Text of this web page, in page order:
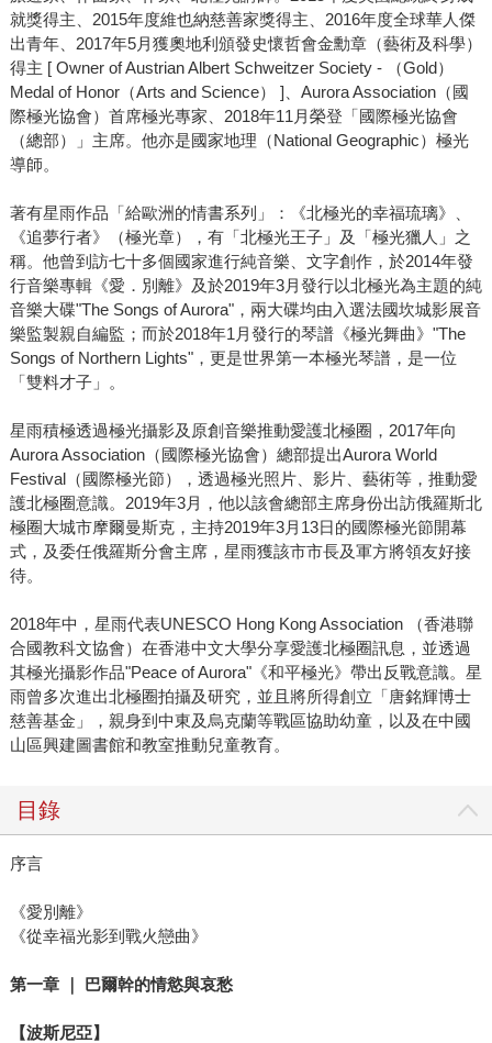
就獎得主、2015年度維也納慈善家獎得主、2016年度全球華人傑
出青年、2017年5月獲奧地利頒發史懷哲會金勳章（藝術及科學）
得主 [ Owner of Austrian Albert Schweitzer Society - （Gold）
Medal of Honor（Arts and Science） ]、Aurora Association（國
際極光協會）首席極光專家、2018年11月榮登「國際極光協會
（總部）」主席。他亦是國家地理（National Geographic）極光
導師。
著有星雨作品「給歐洲的情書系列」：《北極光的幸福琉璃》、
《追夢行者》（極光章），有「北極光王子」及「極光獵人」之
稱。他曾到訪七十多個國家進行純音樂、文字創作，於2014年發
行音樂專輯《愛．別離》及於2019年3月發行以北極光為主題的純
音樂大碟"The Songs of Aurora"，兩大碟均由入選法國坎城影展音
樂監製親自編監；而於2018年1月發行的琴譜《極光舞曲》"The
Songs of Northern Lights"，更是世界第一本極光琴譜，是一位
「雙料才子」。
星雨積極透過極光攝影及原創音樂推動愛護北極圈，2017年向
Aurora Association（國際極光協會）總部提出Aurora World
Festival（國際極光節），透過極光照片、影片、藝術等，推動愛
護北極圈意識。2019年3月，他以該會總部主席身份出訪俄羅斯北
極圈大城市摩爾曼斯克，主持2019年3月13日的國際極光節開幕
式，及委任俄羅斯分會主席，星雨獲該市市長及軍方將領友好接
待。
2018年中，星雨代表UNESCO Hong Kong Association （香港聯
合國教科文協會）在香港中文大學分享愛護北極圈訊息，並透過
其極光攝影作品"Peace of Aurora"《和平極光》帶出反戰意識。星
雨曾多次進出北極圈拍攝及研究，並且將所得創立「唐銘輝博士
慈善基金」，親身到中東及烏克蘭等戰區協助幼童，以及在中國
山區興建圖書館和教室推動兒童教育。
目錄
序言
《愛別離》
《從幸福光影到戰火戀曲》
第一章 ｜ 巴爾幹的情慾與哀愁
【波斯尼亞】